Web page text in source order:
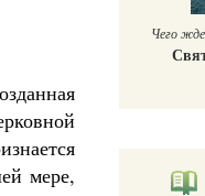
мере,
Бог. 10 заповедей Божиих